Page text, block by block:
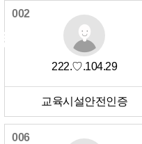
002
222.♡.104.29
교육시설안전인증
006